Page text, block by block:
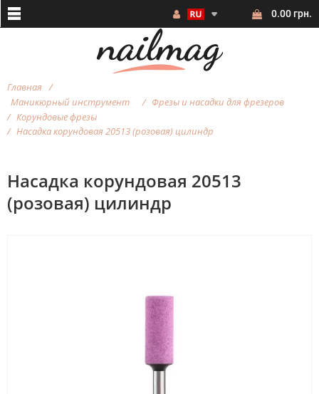
0.00 грн.
Главная
Маникюрный инструмент
Фрезы и насадки для фрезеров
Корундовые фрезы
Насадка корундовая 20513 (розовая) цилиндр
Насадка корундовая 20513
(розовая) цилиндр